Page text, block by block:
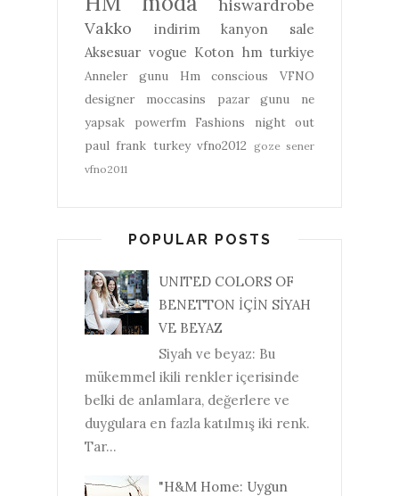
hiswardrobe
Vakko
indirim kanyon
sale
Aksesuar vogue Koton hm turkiye
Anneler gunu Hm conscious
VFNO
designer
moccasins
pazar gunu ne
yapsak
powerfm
Fashions night out
paul frank turkey vfno2012
goze sener
vfno2011
POPULAR POSTS
UNITED COLORS OF
BENETTON İÇİN SİYAH
VE BEYAZ
Siyah ve beyaz: Bu
mükemmel ikili renkler içerisinde
belki de anlamlara, değerlere ve
duygulara en fazla katılmış iki renk.
Tar...
"H&M Home: Uygun